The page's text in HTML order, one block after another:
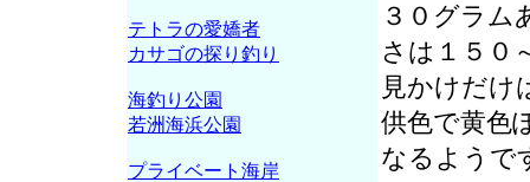
３０グラム
さは１５０
見かけだけ
供色で黄色
なるようで
テトラの愛嬌者
カサゴの探り釣り
海釣り公園
若洲海浜公園
プライベート海岸